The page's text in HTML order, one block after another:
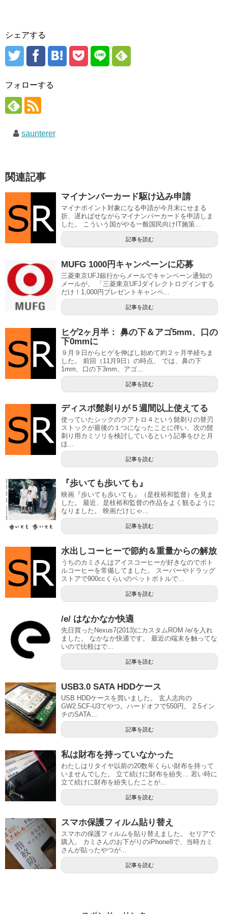
シェアする
フォローする
saunterer
関連記事
マイナンバーカード駆け込み申請
マイナポイント対象になる申請が今月末にせまる
折、遅ればせながらマイナンバーカードを申請しま
した。 こういう国がやる一般国民向けIT施策...
記事を読む
MUFG 1000円キャンペーンに応募
三菱東京UFJ銀行からメールでキャンペーン通知の
メールが。 「三菱東京UFJダイレクトログインする
だけ！1,000円プレゼントキャンペ...
記事を読む
ヒゲ2ヶ月半： 鼻の下＆アゴ5mm、口の
下0mmに
９月９日からヒゲを伸ばし始めて約２ヶ月半経ちま
した。 前回（11月9日）の時点、 では、鼻の下
1mm、口の下3mm、アゴ...
記事を読む
ディスポ髭剃りが５週間以上使えてる
使っていたシックのクアトロ４という髭剃りの替刃
ストックが最後の１つになったことに伴い、次の髭
剃り用カミソリを検討しているという記事をひと月
ほ...
記事を読む
『歩いても歩いても』
映画『歩いても歩いても』（是枝裕和監督）を見ま
した。 最近、是枝裕和監督の作品をよく観るように
なりました。 映画だけじゃ...
記事を読む
水出しコーヒーで節約＆重量からの解放
うちのカミさんはアイスコーヒーが好きなのでボト
ルコーヒーを常備してました。 スーパーやドラッグ
ストアで900ccくらいのペットボトルで...
記事を読む
/e/ はなかなか快適
先日買ったNexus7(2013)にカスタムROM /e/を入れ
ました。 なかなか快適です。 最近の端末を触ってな
いので比較はで...
記事を読む
USB3.0 SATA HDDケース
USB HDDケースを買いました。 玄人志向の
GW2.5CF-U3てやつ。ハードオフで550円。 2.5イン
チのSATA...
記事を読む
私は財布を持っていなかった
わたしはリタイヤ以前の20数年くらい財布を持って
いませんでした。 立て続けに財布を紛失… 若い時に
立て続けに財布を紛失したことが...
記事を読む
スマホ保護フィルム貼り替え
スマホの保護フィルムを貼り替えました。 セリアで
購入。 カミさんのお下がりのiPhone8で、当時カミ
さんが貼ったやつが...
記事を読む